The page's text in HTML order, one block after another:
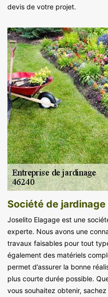
devis de votre projet.
Société de
Joselito Elagage est une
experte. Nous avons une
travaux faisables pour tout
également des matériels
permet d’assurer la bonne
plus courte durée possible.
vous souhaitez obtenir,